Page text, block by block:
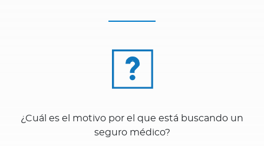
¿Cuál es el motivo por el que está buscando un
seguro médico?